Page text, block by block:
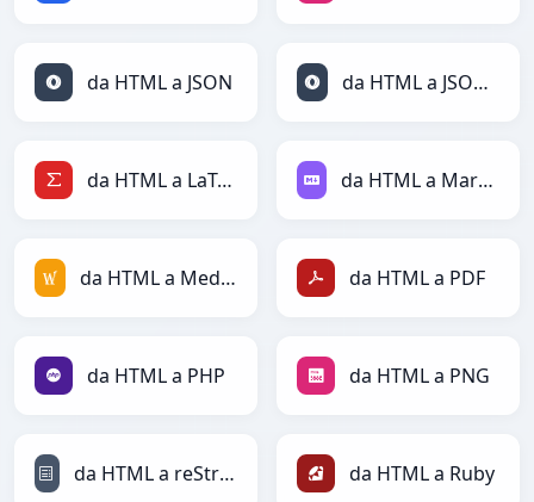
da HTML a JSON da HTML a JSONLines
da HTML a LaTeX da HTML a Markdown
da HTML a MediaWiki da HTML a PDF
da HTML a PHP da HTML a PNG
da HTML a reStructuredText da HTML a Ruby